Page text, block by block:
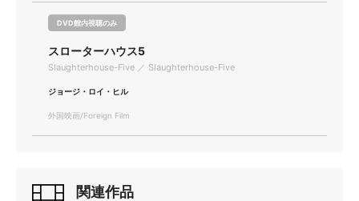
DVD館内視聴のみ
スローターハウス5
Slaughterhouse-Five ／ Slaughterhouse-Five
ジョージ・ロイ・ヒル
外国映画/Foreign Film
関連作品